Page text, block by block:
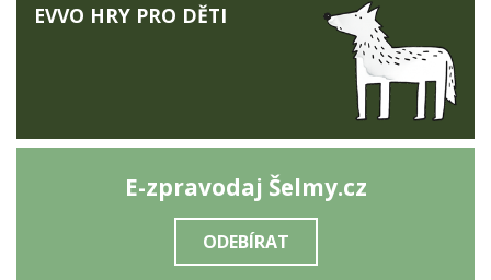
EVVO HRY PRO DĚTI
E-zpravodaj Šelmy.cz
ODEBÍRAT